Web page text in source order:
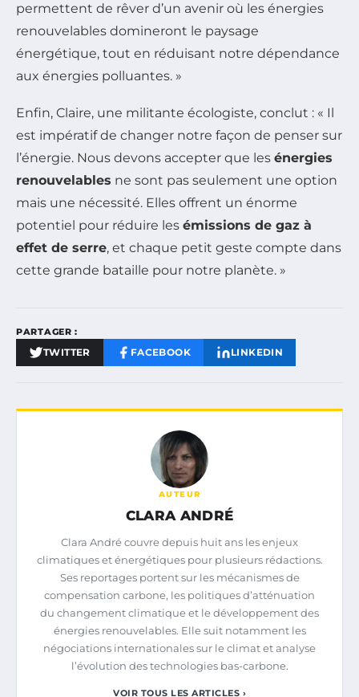
permettent de rêver d’un avenir où les énergies
renouvelables domineront le paysage
énergétique, tout en réduisant notre dépendance
aux énergies polluantes. »
Enfin, Claire, une militante écologiste, conclut : « Il
est impératif de changer notre façon de penser sur
l’énergie. Nous devons accepter que les énergies
renouvelables ne sont pas seulement une option
mais une nécessité. Elles offrent un énorme
potentiel pour réduire les émissions de gaz à
effet de serre, et chaque petit geste compte dans
cette grande bataille pour notre planète. »
PARTAGER :
TWITTER FACEBOOK LINKEDIN
AUTEUR
CLARA ANDRÉ
Clara André couvre depuis huit ans les enjeux
climatiques et énergétiques pour plusieurs rédactions.
Ses reportages portent sur les mécanismes de
compensation carbone, les politiques d’atténuation
du changement climatique et le développement des
énergies renouvelables. Elle suit notamment les
négociations internationales sur le climat et analyse
l’évolution des technologies bas-carbone.
VOIR TOUS LES ARTICLES ›